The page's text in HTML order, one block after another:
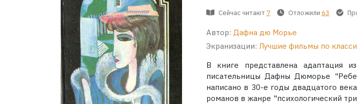
Сейчас читают 7 Отложили 63
Автор: Дафна дю Морье
Экранизации: Лучшие фильмы по
В книге представлена адаптация
писательницы Дафны Дюморье
написано в 30-е годы двадцатого
романов в жанре "психологический